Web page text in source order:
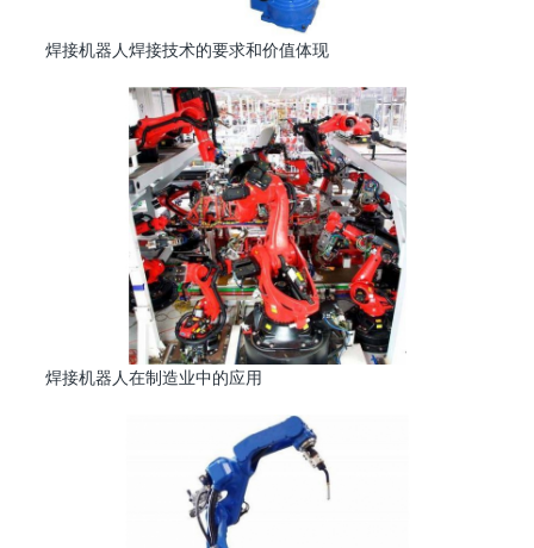
焊接机器人焊接技术的要求和价值体现
焊接机器人在制造业中的应用